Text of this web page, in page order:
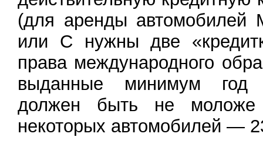
(для аренды автомобилей
или С нужны две
права международного
выданные минимум год
должен быть не
некоторых автомобилей —